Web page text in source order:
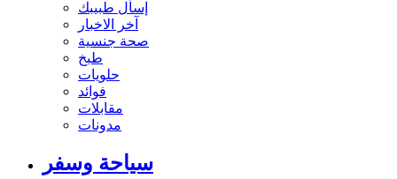
إسأل طبيبك
آخر الاخبار
صحة جنسية
طبخ
حلويات
فوائد
مقابلات
مدونات
سياحة وسفر